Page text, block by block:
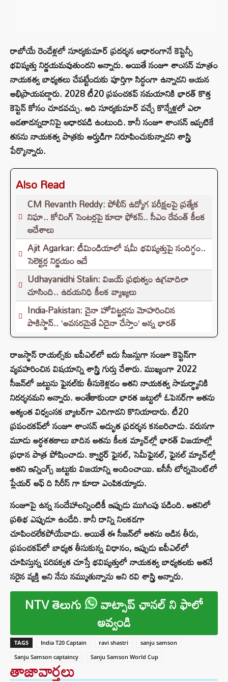
రాబోయే రెండేళ్లలో సూర్యకుమార్ ప్రదర్శన ఆధారంగానే కెప్టెన్సీ
భవిష్యత్తు నిర్ణయమవుతుందని అన్నారు. అయితే సంజూ శాంసన్ మాత్రం
నాయకత్వ బాధ్యతలు చేపట్టేందుకు పూర్తిగా సిద్ధంగా ఉన్నాడని ఆయన
అభిప్రాయపడ్డారు. 2028 టీ20 ప్రపంచకప్ సమయానికి భారత్ కొత్త
కెప్టెన్ కోసం చూడవచ్చు. అది సూర్యకుమార్ వచ్చే కొన్నేళ్లలో ఎలా
ఆడతాడన్నదానిపై ఆధారపడి ఉంటుంది. కానీ సంజూ శాంసన్ ఇప్పటికే
తనను నాయకత్వ పాత్రకు అర్హుడిగా నిరూపించుకున్నాడని శాస్త్రి
పేర్కొన్నారు.
Also Read
CM Revanth Reddy: పోలీస్ ఉద్యోగ పరీక్షలపై ప్రత్యేక
నిఘా.. కోచింగ్ సెంటర్లపై కూడా ఫోకస్.. సీఎం రేవంత్ కీలక
ఆదేశాలు
Ajit Agarkar: టీమిండియాలో షమీ భవిష్యత్తుపై సందిగ్ధం..
సెలెక్టర్ల నిర్ణయం ఇదే
Udhayanidhi Stalin: విజయ్ ప్రభుత్వం ఉగ్రవాదిలా
చూసింది.. ఉదయనిధి కీలక వ్యాఖ్యలు
India-Pakistan: చైనా హోవిట్జర్లను మోహరించిన
పాకిస్థాన్.. ‘అవసరమైతే ఏదైనా చేస్తాం’ అన్న భారత్
రాజస్థాన్ రాయల్స్‌కు ఐపీఎల్‌లో ఐదు సీజన్లుగా సంజూ కెప్టెన్‌గా
వ్యవహరించిన విషయాన్ని శాస్త్రి గుర్తు చేశారు. ముఖ్యంగా 2022
సీజన్‌లో జట్టును ఫైనల్‌కు తీసుకెళ్లడం అతని నాయకత్వ సామర్థ్యానికి
నిదర్శనమని అన్నారు. అంతేకాకుండా భారత జట్టులో ఓపెనర్‌గా అతను
అత్యంత విధ్వంసక బ్యాటర్‌గా ఎదిగాడని కొనియాడారు. టీ20
ప్రపంచకప్‌లో సంజూ శాంసన్ అద్భుత ప్రదర్శన కనబరిచాడు. వరుసగా
మూడు అర్ధశతకాలు బాదిన అతను కీలక మ్యాచ్‌ల్లో భారత్ విజయాల్లో
ప్రధాన పాత్ర పోషించాడు. క్వార్టర్ ఫైనల్, సెమీఫైనల్, ఫైనల్ మ్యాచ్‌ల్లో
అతని ఇన్నింగ్స్ జట్టుకు విజయాన్ని అందించాయి. ఐసీసీ టోర్నమెంట్‌లో
ప్లేయర్ అఫ్ ది సిరీస్ గా కూడా ఎంపికయ్యాడు.
సంజూపై ఉన్న సందేహాలన్నింటికీ ఇప్పుడు ముగింపు పడింది. అతనిలో
ప్రతిభ ఎప్పుడూ ఉండేది. కానీ దాన్ని నిలకడగా
చూపించలేకపోయేవాడు. అయితే ఈ సీజన్‌లో అతను ఆడిన తీరు,
ప్రపంచకప్‌లో బాధ్యత తీసుకున్న విధానం, ఇప్పుడు ఐపీఎల్‌లో
చూపిస్తున్న పరిపక్వత చూస్తే భవిష్యత్తులో నాయకత్వ బాధ్యతలకు అతనే
సరైన వ్యక్తి అని నేను నమ్ముతున్నాను అని రవి శాస్త్రి అన్నారు.
NTV తెలుగు వాట్సాప్ ఛానల్ ని ఫాలో
అవ్వండి
TAGS India T20 Captain ravi shastri
sanju samson
Sanju Samson captaincy
Sanju Samson World Cup
తాజావార్తలు